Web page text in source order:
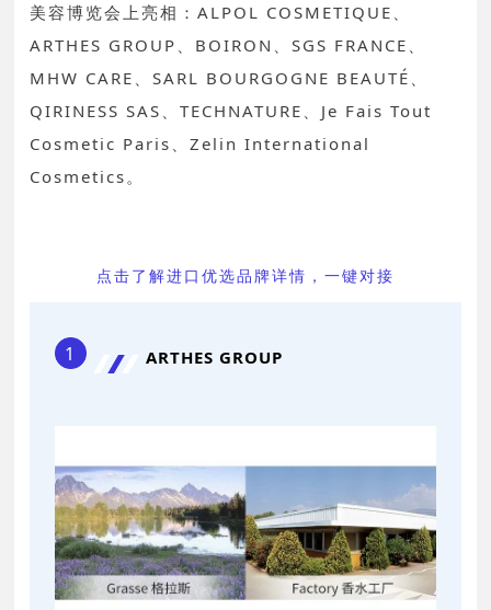
美容博览会上亮相：ALPOL COSMETIQUE、
ARTHES GROUP、BOIRON、SGS FRANCE、
MHW CARE、SARL BOURGOGNE BEAUTÉ、
QIRINESS SAS、TECHNATURE、Je Fais Tout
Cosmetic Paris、Zelin International
Cosmetics。
点击了解进口优选品牌详情，一键对接
1 ARTHES GROUP